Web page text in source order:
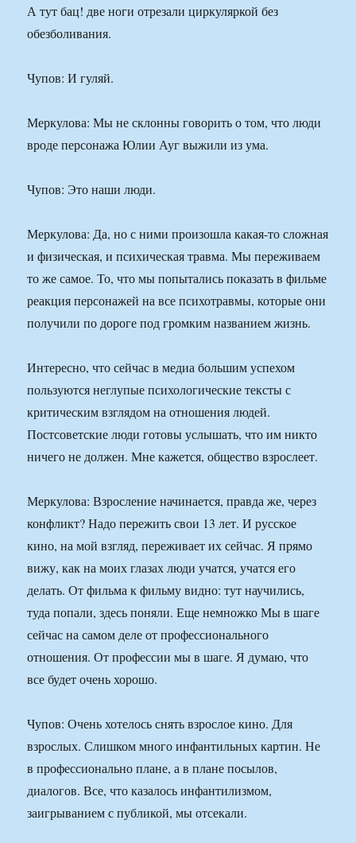
А тут бац! две ноги отрезали циркуляркой без
обезболивания.
Чупов: И гуляй.
Меркулова: Мы не склонны говорить о том, что люди
вроде персонажа Юлии Ауг выжили из ума.
Чупов: Это наши люди.
Меркулова: Да, но с ними произошла какая-то сложная
и физическая, и психическая травма. Мы переживаем
то же самое. То, что мы попытались показать в фильме
реакция персонажей на все психотравмы, которые они
получили по дороге под громким названием жизнь.
Интересно, что сейчас в медиа большим успехом
пользуются неглупые психологические тексты с
критическим взглядом на отношения людей.
Постсоветские люди готовы услышать, что им никто
ничего не должен. Мне кажется, общество взрослеет.
Меркулова: Взросление начинается, правда же, через
конфликт? Надо пережить свои 13 лет. И русское
кино, на мой взгляд, переживает их сейчас. Я прямо
вижу, как на моих глазах люди учатся, учатся его
делать. От фильма к фильму видно: тут научились,
туда попали, здесь поняли. Еще немножко Мы в шаге
сейчас на самом деле от профессионального
отношения. От профессии мы в шаге. Я думаю, что
все будет очень хорошо.
Чупов: Очень хотелось снять взрослое кино. Для
взрослых. Слишком много инфантильных картин. Не
в профессионально плане, а в плане посылов,
диалогов. Все, что казалось инфантилизмом,
заигрыванием с публикой, мы отсекали.